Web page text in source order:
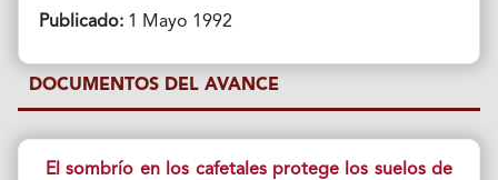
Publicado:1 Mayo 1992
DOCUMENTOS DEL AVANCE
El sombrío en los cafetales protege los suelos de